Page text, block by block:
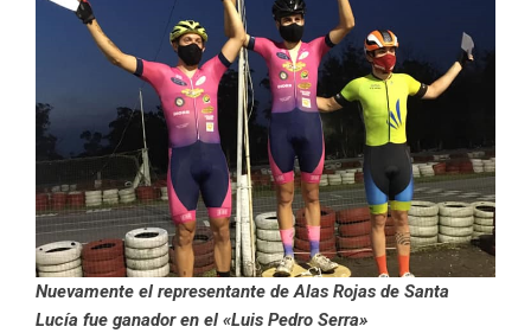
Nuevamente el representante de Alas Rojas de Santa
Lucía fue ganador en el «Luis Pedro Serra»